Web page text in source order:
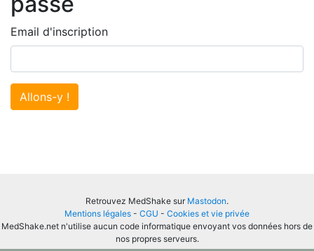
Email d'inscription
Allons-y !
Retrouvez MedShake sur Mastodon.
Mentions légales - CGU - Cookies et vie privée
MedShake.net n'utilise aucun code informatique envoyant vos données hors de
nos propres serveurs.